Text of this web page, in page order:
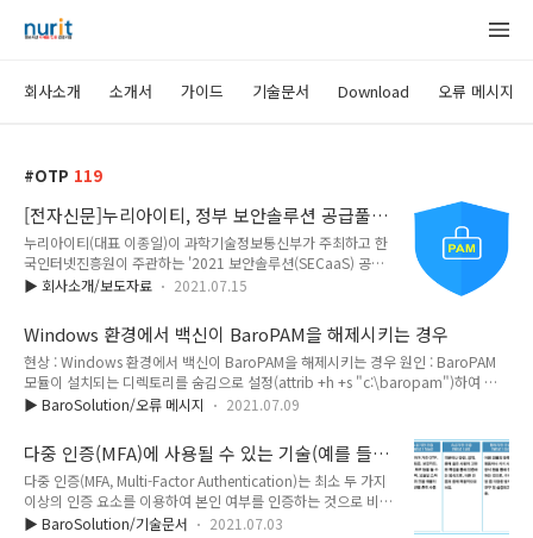
회사소개 소개서 가이드 기술문서 Download 오류 메시지
OTP 119
[전자신문]누리아이티, 정부 보안솔루션 공급풀에
'BaroPAM' 등록 지정
누리아이티(대표 이종일)이 과학기술정보통신부가 주최하고 한
국인터넷진흥원이 주관하는 '2021 보안솔루션(SECaaS) 공급
풀(Pool) 등록 솔루션'에서 공급 기업으로 선정됐다고 14일 밝
션 지원을 통해 실효성 높은 정보보호 역량 강화 기회를 제공하
고, ICT 영세기업 대상 저예산으로 클라우드 보안서비스를 지원,
정보보호 기초 역량 확보를 지원하는 게 목적이다. 회사가 공급
하는 접근제어솔루션 'BaroPAM'은 정보자산의 다양한 운영체
제·애플리케이션에서 2차 인증(추가 인증)으로 일회용 인증키
한다. BaroPAM은 기업 내 정보자산의 다양한 운영체제·애플리
케이션에 누구나 손쉽게 ..
▶ 회사소개/보도자료 2021.07.15
Windows 환경에서 백신이 BaroPAM을 해제시키는 경우
현상 : Windows 환경에서 백신이 BaroPAM을 해제시키는 경우 원인 : BaroPAM
모듈이 설치되는 디렉토리를 숨김으로 설정(attrib +h +s "c:\baropam")하여 백
신에서 연결된 파일이 없거나 시스템에서 사용하지 않는 불필요한 항목으로 정리대
리를 숨김을 해제(attrib -h -s "c:\baropam")하면 해결됨.
▶ BaroSolution/오류 메시지 2021.07.09
다중 인증(MFA)에 사용될 수 있는 기술(예를 들
어 OTP, 생체정보 등)
다중 인증(MFA, Multi-Factor Authentication)는 최소 두 가지
이상의 인증 요소를 이용하여 본인 여부를 인증하는 것으로 비밀
번호와 같이 해당 이용자만이 알고 있는 요소(지식기반), 하드웨
▶ BaroSolution/기술문서 2021.07.03